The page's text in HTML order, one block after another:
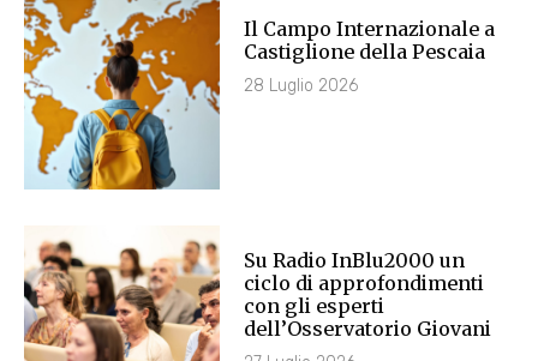
Il Campo Internazionale a
Castiglione della Pescaia
28 Luglio 2026
Su Radio InBlu2000 un
ciclo di approfondimenti
con gli esperti
dell’Osservatorio Giovani